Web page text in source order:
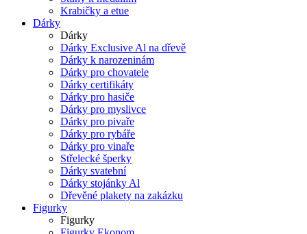
Krabičky a etue
Dárky
Dárky
Dárky Exclusive Al na dřevě
Dárky k narozeninám
Dárky pro chovatele
Dárky certifikáty
Dárky pro hasiče
Dárky pro myslivce
Dárky pro pivaře
Dárky pro rybáře
Dárky pro vinaře
Střelecké šperky
Dárky svatební
Dárky stojánky Al
Dřevěné plakety na zakázku
Figurky
Figurky